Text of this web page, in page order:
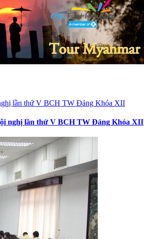
nghị lần thứ V BCH TW Đảng Khóa XII